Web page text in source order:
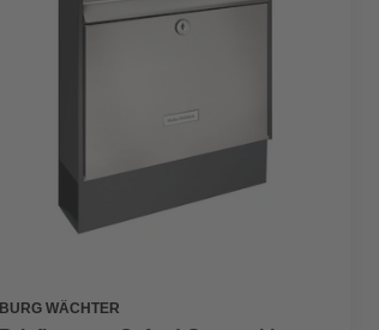
Bewertung
BURG WÄCHTER